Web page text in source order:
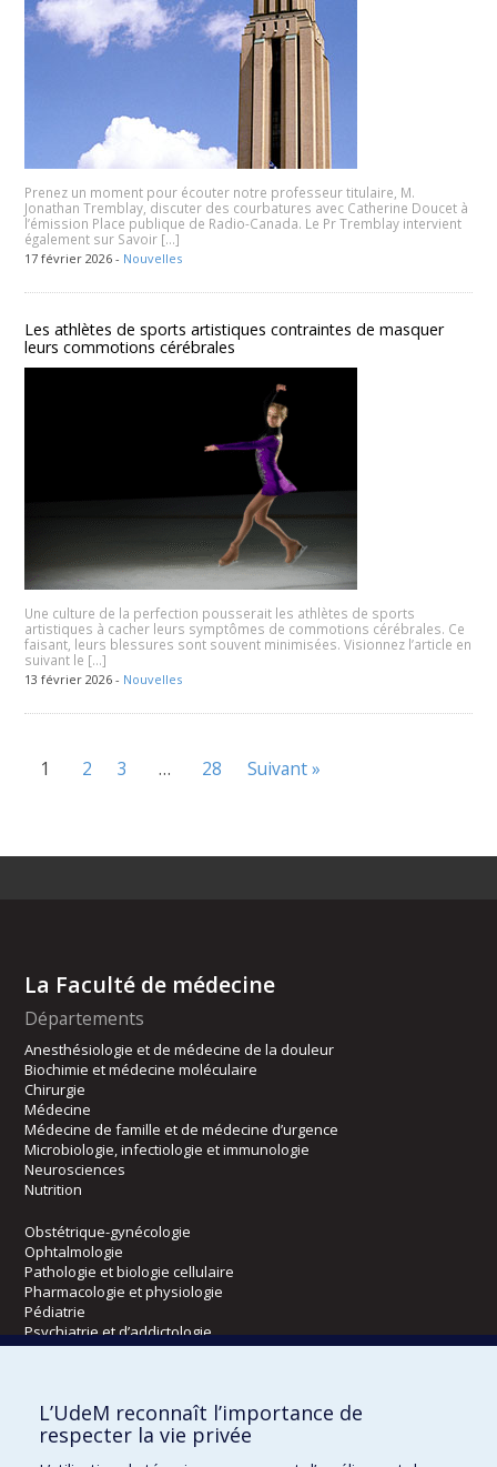
Prenez un moment pour écouter notre professeur titulaire, M.
Jonathan Tremblay, discuter des courbatures avec Catherine Doucet à
l’émission Place publique de Radio-Canada. Le Pr Tremblay intervient
également sur Savoir […]
17 février 2026 - Nouvelles
Les athlètes de sports artistiques contraintes de masquer
leurs commotions cérébrales
Une culture de la perfection pousserait les athlètes de sports
artistiques à cacher leurs symptômes de commotions cérébrales. Ce
faisant, leurs blessures sont souvent minimisées. Visionnez l’article en
suivant le […]
13 février 2026 - Nouvelles
1 2 3 … 28 Suivant »
La Faculté de médecine
Départements
Anesthésiologie et de médecine de la douleur
Biochimie et médecine moléculaire
Chirurgie
Médecine
Médecine de famille et de médecine d’urgence
Microbiologie, infectiologie et immunologie
Neurosciences
Nutrition
Obstétrique-gynécologie
Ophtalmologie
Pathologie et biologie cellulaire
Pharmacologie et physiologie
Pédiatrie
Psychiatrie et d’addictologie
Radiologie, radio-oncologie et médecine nucléaire
Écoles
L’UdeM reconnaît l’importance de
respecter la vie privée